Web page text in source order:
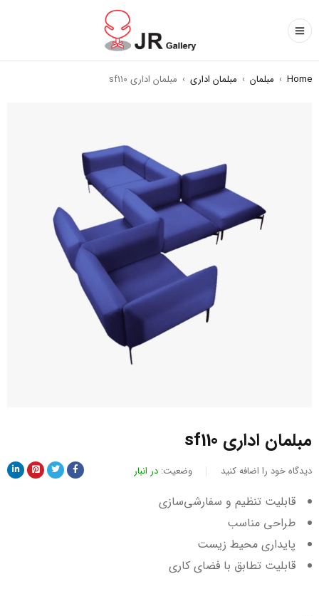
Home
› مبلمان › مبلمان اداری › مبلمان اداری sf110
مبلمان اداری sf110
دیدگاه خود را اضافه کنید وضعیت: در انبار
قابلیت تنظیم و سفارشی‌سازی
طراحی مناسب
پایداری محیط زیست
قابلیت تطابق با فضای کاری